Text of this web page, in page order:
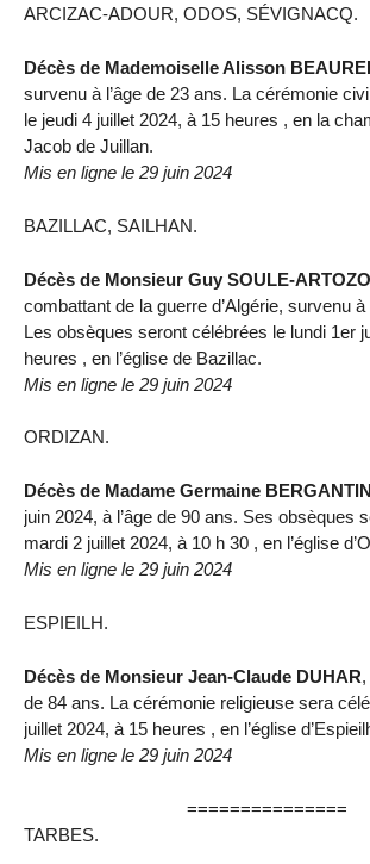
ARCIZAC-ADOUR, ODOS, SÉVIGNACQ.
Décès de Mademoiselle Alisson
survenu à l’âge de 23 ans. La cérémonie
le jeudi 4 juillet 2024, à 15 heures , en la
Jacob de Juillan.
Mis en ligne le 29 juin 2024
BAZILLAC, SAILHAN.
Décès de Monsieur Guy SOULE-
combattant de la guerre d’Algérie, survenu à
Les obsèques seront célébrées le lundi 1er
heures , en l’église de Bazillac.
Mis en ligne le 29 juin 2024
ORDIZAN.
Décès de Madame Germaine BERGANTIN
juin 2024, à l’âge de 90 ans. Ses obsèques
mardi 2 juillet 2024, à 10 h 30 , en l’église
Mis en ligne le 29 juin 2024
ESPIEILH.
Décès de Monsieur Jean-Claude DUHAR
de 84 ans. La cérémonie religieuse sera
juillet 2024, à 15 heures , en l’église
Mis en ligne le 29 juin 2024
===============
TARBES.